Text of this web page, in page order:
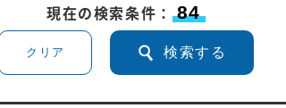
現在の検索条件： 84
クリア 検索する